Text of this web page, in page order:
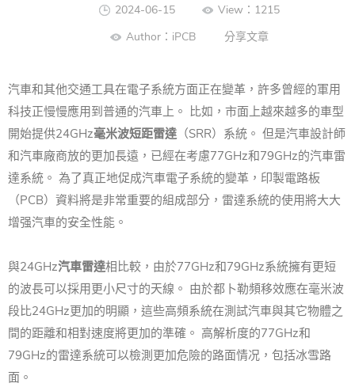
2024-06-15
View：1215
Author：iPCB 分享文章
汽車和其他交通工具在電子系統方面正在變革，許多曾經的軍用
科技正慢慢應用到普通的汽車上。 比如，市面上越來越多的車型
開始提供24GHz毫米波短距雷達（SRR）系統。 但是汽車設計師
和汽車廠商放的更加長遠，已經在考慮77GHz和79GHz的汽車雷
達系統。 為了真正地促成汽車電子系統的變革，印製電路板
（PCB）資料將是非常重要的組成部分，雷達系統的使用將大大
增强汽車的安全性能。
與24GHz汽車雷達相比較，由於77GHz和79GHz系統擁有更短
的波長可以採用更小尺寸的天線。 由於都卜勒頻移效應在毫米波
段比24GHz更加的明顯，這些高頻系統在測試汽車與其它物體之
間的距離和相對速度將更加的準確。 高解析度的77GHz和
79GHz的雷達系統可以檢測更加危險的路面情况，包括冰雪路
面。